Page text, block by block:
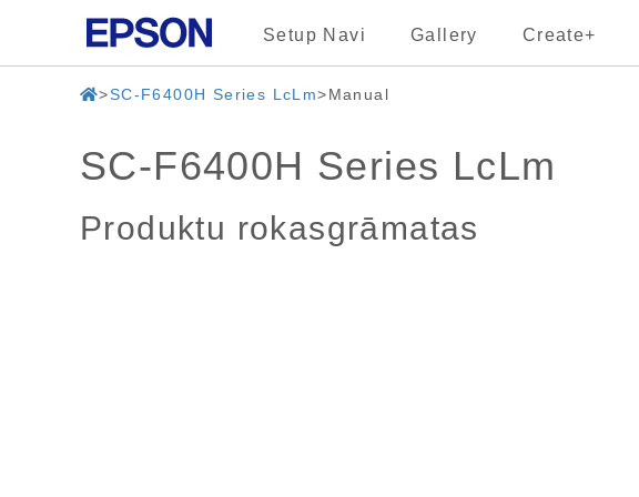
Setup Navi Gallery Create+
SC-F6400H Series LcLm Manual
SC-F6400H Series LcLm
Produktu rokasgrāmatas